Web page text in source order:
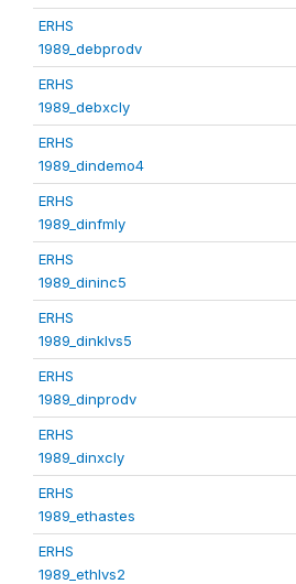
ERHS
1989_debprodv
ERHS
1989_debxcly
ERHS
1989_dindemo4
ERHS
1989_dinfmly
ERHS
1989_dininc5
ERHS
1989_dinklvs5
ERHS
1989_dinprodv
ERHS
1989_dinxcly
ERHS
1989_ethastes
ERHS
1989_ethlvs2